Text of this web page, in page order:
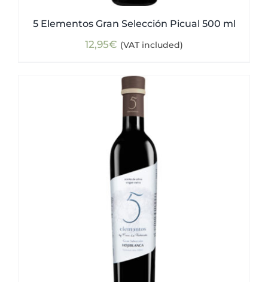
5 Elementos Gran Selección Picual 500 ml
12,95€ (VAT included)